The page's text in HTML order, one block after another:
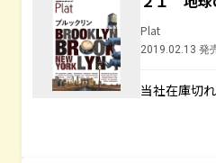
Plat
2019.02.13 発
当社在庫切れ